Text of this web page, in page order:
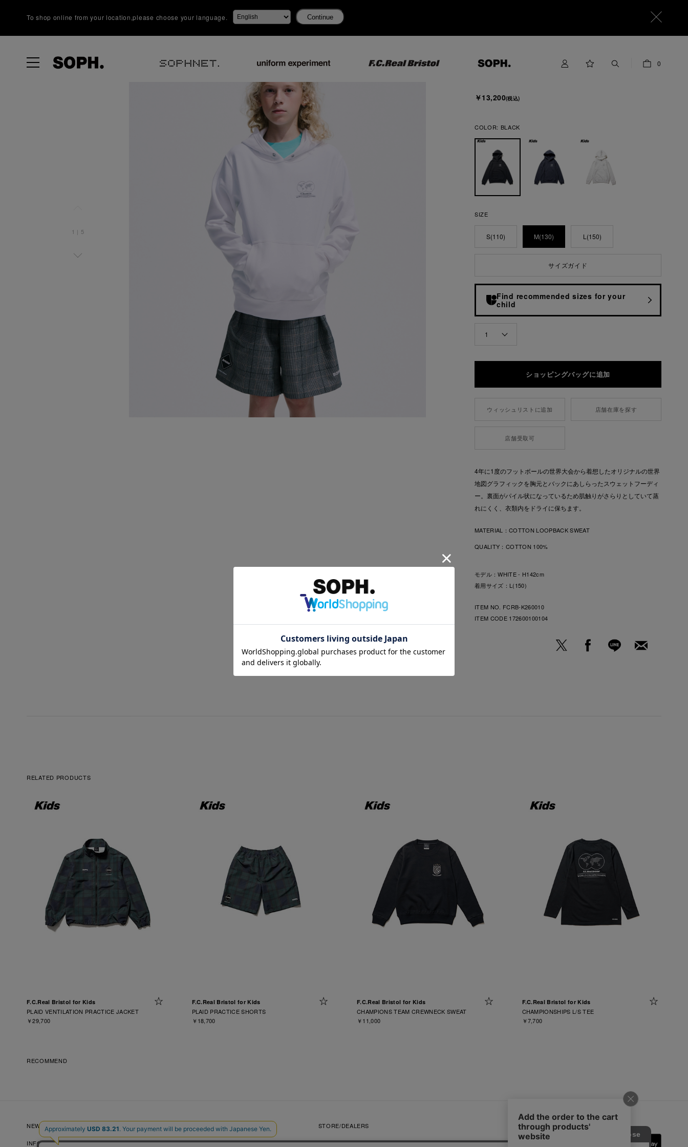
To shop online from your location,please choose your language. Continue
0
1 | 5
F.C.Real Bristol for Kids
￥13,200(税込)
COLOR: BLACK
SIZE
S(110) M(130) L(150)
サイズガイド
Find recommended sizes for your
child
1
ウィッシュリストに追加 店舗在庫を探す
店舗受取可
4年に1度のフットボールの世界大会から着想したオリジナルの世界
地図グラフィックを胸元とバックにあしらったスウェットフーディ
ー。裏面がパイル状になっているため肌触りがさらりとしていて蒸
れにくく、衣類内をドライに保ちます。
MATERIAL： COTTON LOOPBACK SWEAT
QUALITY： COTTON 100%
モデル：WHITE - H142cm
着用サイズ：L(150)
ITEM NO. FCRB-K260010
ITEM CODE 172600100104
RELATED PRODUCTS
F.C.Real Bristol for Kids
PLAID VENTILATION PRACTICE JACKET
￥29,700
F.C.Real Bristol for Kids
PLAID PRACTICE SHORTS
￥18,700
F.C.Real Bristol for Kids
CHAMPIONS TEAM CREWNECK SWEAT
￥11,000
F.C.Real Bristol for Kids
CHAMPIONSHIPS L/S TEE
￥7,700
RECOMMEND
NEW ARRIVALS NEWS LOOKBOOKS VIDEOS STORE/DEALERS
INFORMATION RECRUIT FAQ CONTACT SOPH. MEMBERS
SOPH.App